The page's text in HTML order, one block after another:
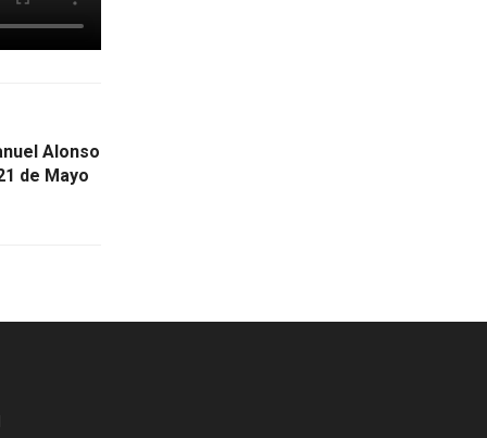
Alonso
de Mayo